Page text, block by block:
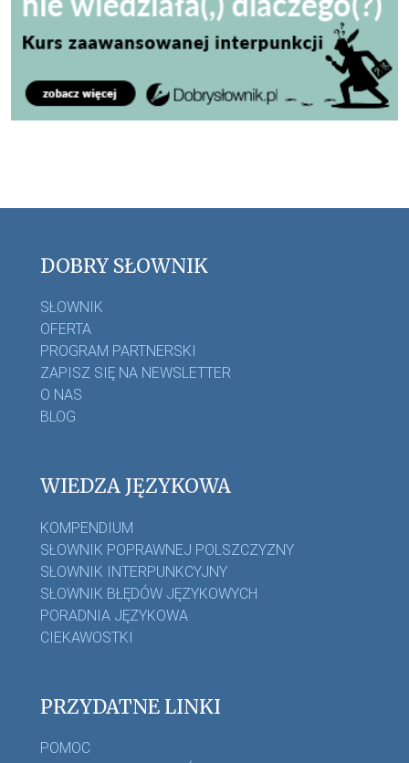
DOBRY SŁOWNIK
SŁOWNIK
OFERTA
PROGRAM PARTNERSKI
ZAPISZ SIĘ NA NEWSLETTER
O NAS
BLOG
WIEDZA JĘZYKOWA
KOMPENDIUM
SŁOWNIK POPRAWNEJ POLSZCZYZNY
SŁOWNIK INTERPUNKCYJNY
SŁOWNIK BŁĘDÓW JĘZYKOWYCH
PORADNIA JĘZYKOWA
CIEKAWOSTKI
PRZYDATNE LINKI
POMOC